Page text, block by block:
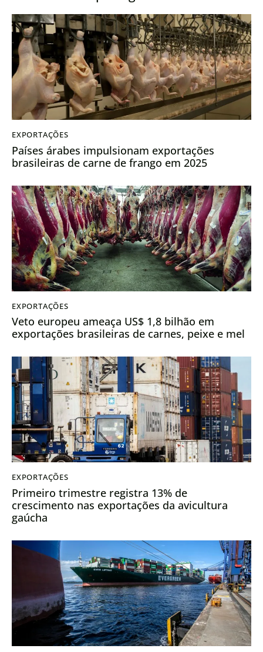
EXPORTAÇÕES
Países árabes impulsionam exportações
brasileiras de carne de frango em 2025
EXPORTAÇÕES
Veto europeu ameaça US$ 1,8 bilhão em
exportações brasileiras de carnes, peixe e mel
EXPORTAÇÕES
Primeiro trimestre registra 13% de
crescimento nas exportações da avicultura
gaúcha